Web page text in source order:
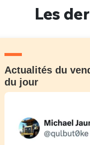
Les
Actualités du
du jour